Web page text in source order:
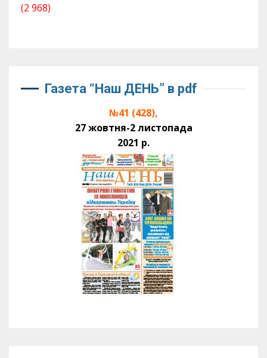
(2 968)
Газета “Наш ДЕНЬ” в pdf
№41 (428),
27 жовтня-2 листопада
2021 р.